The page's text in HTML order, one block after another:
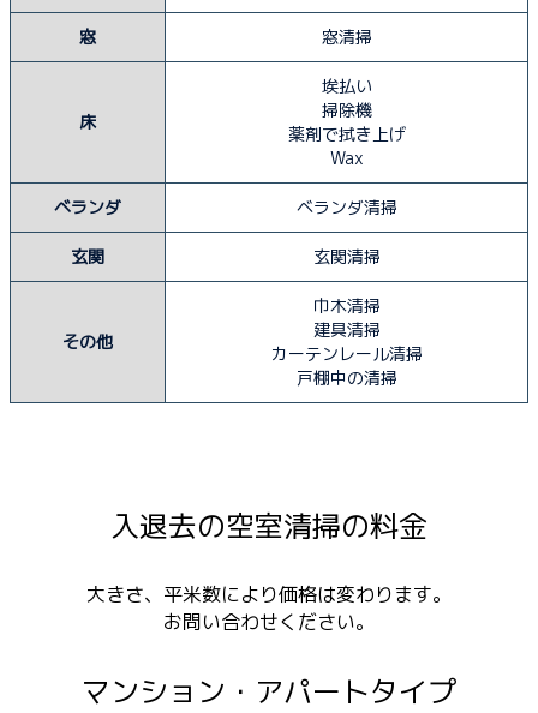
窓 窓清掃
床
埃払い
掃除機
薬剤で拭き上げ
Wax
ベランダ ベランダ清掃
玄関 玄関清掃
その他
巾木清掃
建具清掃
カーテンレール清掃
戸棚中の清掃
入退去の空室清掃の料金
大きさ、平米数により価格は変わります。
お問い合わせください。
マンション・アパートタイプ